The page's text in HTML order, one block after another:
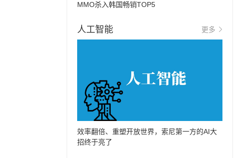
MMO杀入韩国畅销TOP5
人工智能 更多
效率翻倍、重塑开放世界，索尼第一方的AI大
招终于亮了